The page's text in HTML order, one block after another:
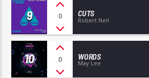
9 0 CUTS
Robert Neil
10 0 WORDS
May Lee